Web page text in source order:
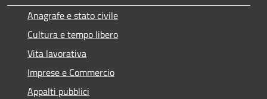
Anagrafe e stato civile
Cultura e tempo libero
Vita lavorativa
Imprese e Commercio
Appalti pubblici